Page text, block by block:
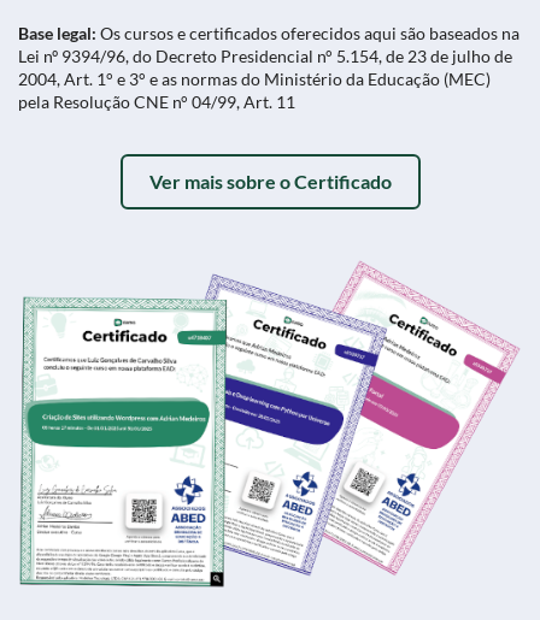
Base legal: Os cursos e certificados oferecidos aqui são baseados na
Lei nº 9394/96, do Decreto Presidencial n° 5.154, de 23 de julho de
2004, Art. 1° e 3° e as normas do Ministério da Educação (MEC)
pela Resolução CNE n° 04/99, Art. 11
Ver mais sobre o Certificado